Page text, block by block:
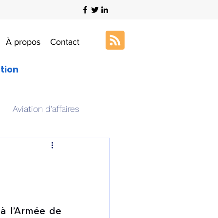
À propos Contact
Aviation d'affaires
Art & Aviation
l’Armée de